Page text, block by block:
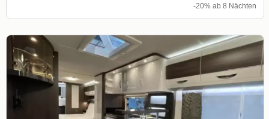
-20% ab 8 Nächten